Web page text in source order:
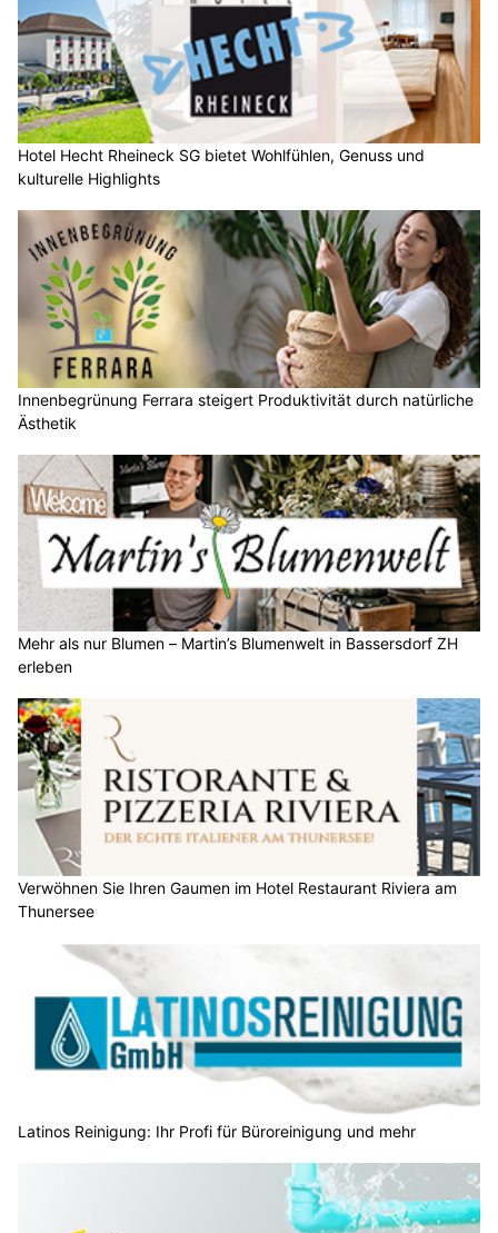
Hotel Hecht Rheineck SG bietet Wohlfühlen, Genuss und
kulturelle Highlights
Innenbegrünung Ferrara steigert Produktivität durch natürliche
Ästhetik
Mehr als nur Blumen – Martin’s Blumenwelt in Bassersdorf ZH
erleben
Verwöhnen Sie Ihren Gaumen im Hotel Restaurant Riviera am
Thunersee
Latinos Reinigung: Ihr Profi für Büroreinigung und mehr